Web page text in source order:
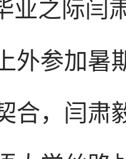
业之际闫
外参加暑
合，闫肃